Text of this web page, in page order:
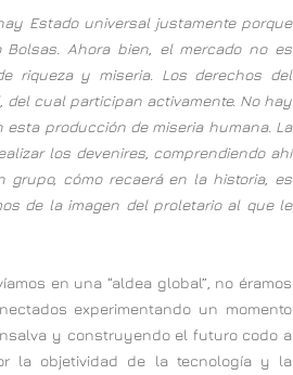
Estado universal justamente porque
Ahora bien, el mercado no es
riqueza y miseria. Los derechos del
del cual participan activamente. No hay
producción de miseria humana. La
los devenires, comprendiendo ahí
grupo, cómo recaerá en la historia, es
de la imagen del proletario al que le
en una “aldea global”, no éramos
experimentando un momento
y construyendo el futuro codo a
la objetividad de la tecnología y la